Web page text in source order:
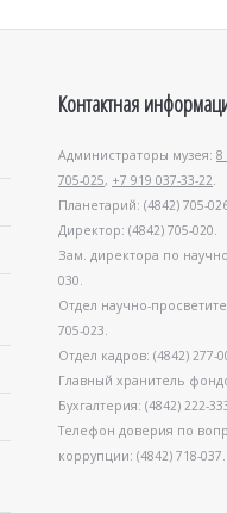
Контактная
Администраторы музея: 8
705-025, +7 919 037-33-22.
Планетарий: (4842) 705-
Директор: (4842) 705-020.
Зам. директора по
030.
Отдел научно-
705-023.
Отдел кадров: (4842) 277-
Главный хранитель
Бухгалтерия: (4842) 222-
Телефон доверия по
коррупции: (4842) 718-037.